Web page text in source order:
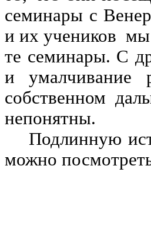
семинары с
и их учеников мы
те семинары. С
и
собственном
непонятны.
Подлинную
можно
Игорь